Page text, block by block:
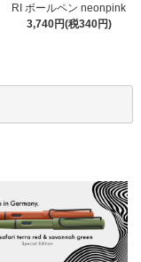
RI ボールペン neonpink
3,740円(税340円)